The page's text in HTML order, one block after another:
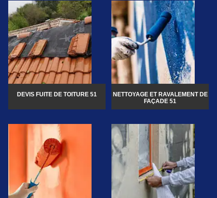
DEVIS FUITE DE TOITURE 51
NETTOYAGE ET RAVALEMENT DE
FAÇADE 51